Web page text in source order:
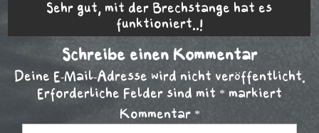
Sehr gut, mit der Brechstange hat es
funktioniert..!
Schreibe einen Kommentar
Deine E-Mail-Adresse wird nicht veröffentlicht.
Erforderliche Felder sind mit * markiert
Kommentar *